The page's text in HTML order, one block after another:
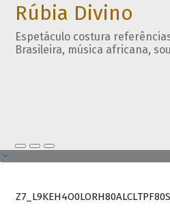
Rúbia Divino
Espetáculo costura
Brasileira, música africana,